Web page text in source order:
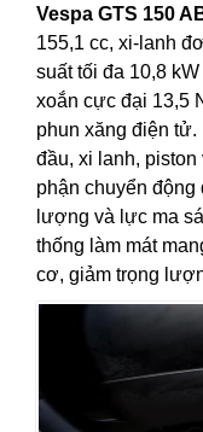
Vespa GTS 150
155,1 cc, xi-lanh
suất tối đa 10,8
xoắn cực đại 13,5
phun xăng điện
đầu, xi lanh,
phận chuyển
lượng và lực ma
thống làm mát
cơ, giảm trọng